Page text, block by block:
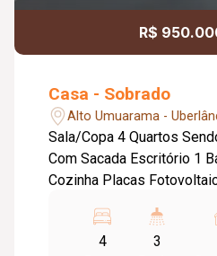
R$
Casa - Sobrado
Alto Umuarama -
Sala/Copa 4 Quartos
Com Sacada Escritório 1
Cozinha Placas
Eletrônico Área Gourmet Com Churrasqueira 1
Banheiro Externo
4
3